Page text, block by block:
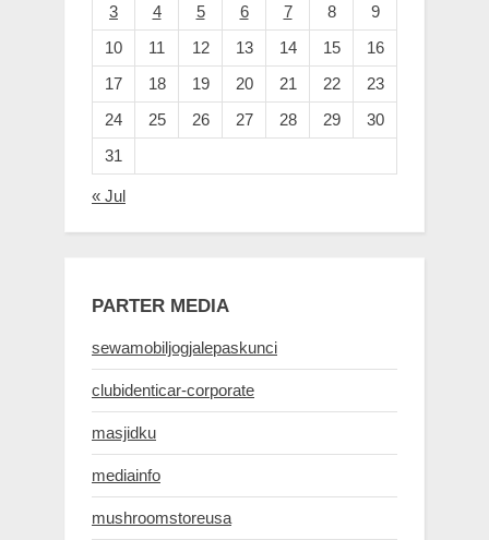
3
4 5 6 7 8
9
10
11 12 13 14 15
16
17
18 19 20 21 22
23
24
25 26 27 28 29
30
31
« Jul
PARTER MEDIA
sewamobiljogjalepaskunci
clubidenticar-corporate
masjidku
mediainfo
mushroomstoreusa